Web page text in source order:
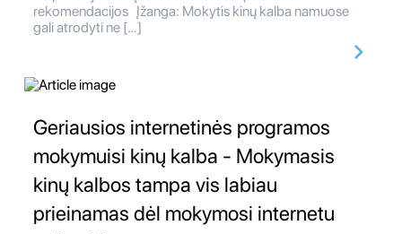
rekomendacijos Įžanga: Mokytis kinų kalba namuose
gali atrodyti ne […]
Geriausios internetinės programos
mokymuisi kinų kalba - Mokymasis
kinų kalbos tampa vis labiau
prieinamas dėl mokymosi internetu